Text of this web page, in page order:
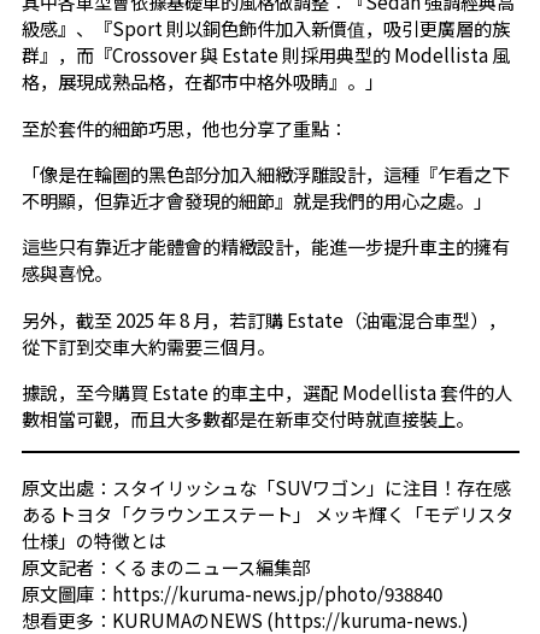
級感』、『Sport 則以銅色飾件加入新價值，吸引更廣層的族
群』，而『Crossover 與 Estate 則採用典型的 Modellista 風
格，展現成熟品格，在都市中格外吸睛』。」
至於套件的細節巧思，他也分享了重點：
「像是在輪圈的黑色部分加入細緻浮雕設計，這種『乍看之下
不明顯，但靠近才會發現的細節』就是我們的用心之處。」
這些只有靠近才能體會的精緻設計，能進一步提升車主的擁有
感與喜悅。
另外，截至 2025 年 8 月，若訂購 Estate（油電混合車型），
從下訂到交車大約需要三個月。
據說，至今購買 Estate 的車主中，選配 Modellista 套件的人
數相當可觀，而且大多數都是在新車交付時就直接裝上。
原文出處： スタイリッシュな「SUVワゴン」に注目！存在感
あるトヨタ「クラウンエステート」 メッキ輝く「モデリスタ
仕様」の特徴とは
原文記者： くるまのニュース編集部
原文圖庫： https://kuruma-news.jp/photo/938840
想看更多： KURUMAのNEWS (https://kuruma-news.)